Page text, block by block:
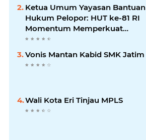
Ketua Umum Yayasan Bantuan
Hukum Pelopor: HUT ke-81 RI
Momentum Memperkuat
Keadilan, Persatuan, dan
Vonis Mantan Kabid SMK Jatim
Wali Kota Eri Tinjau MPLS